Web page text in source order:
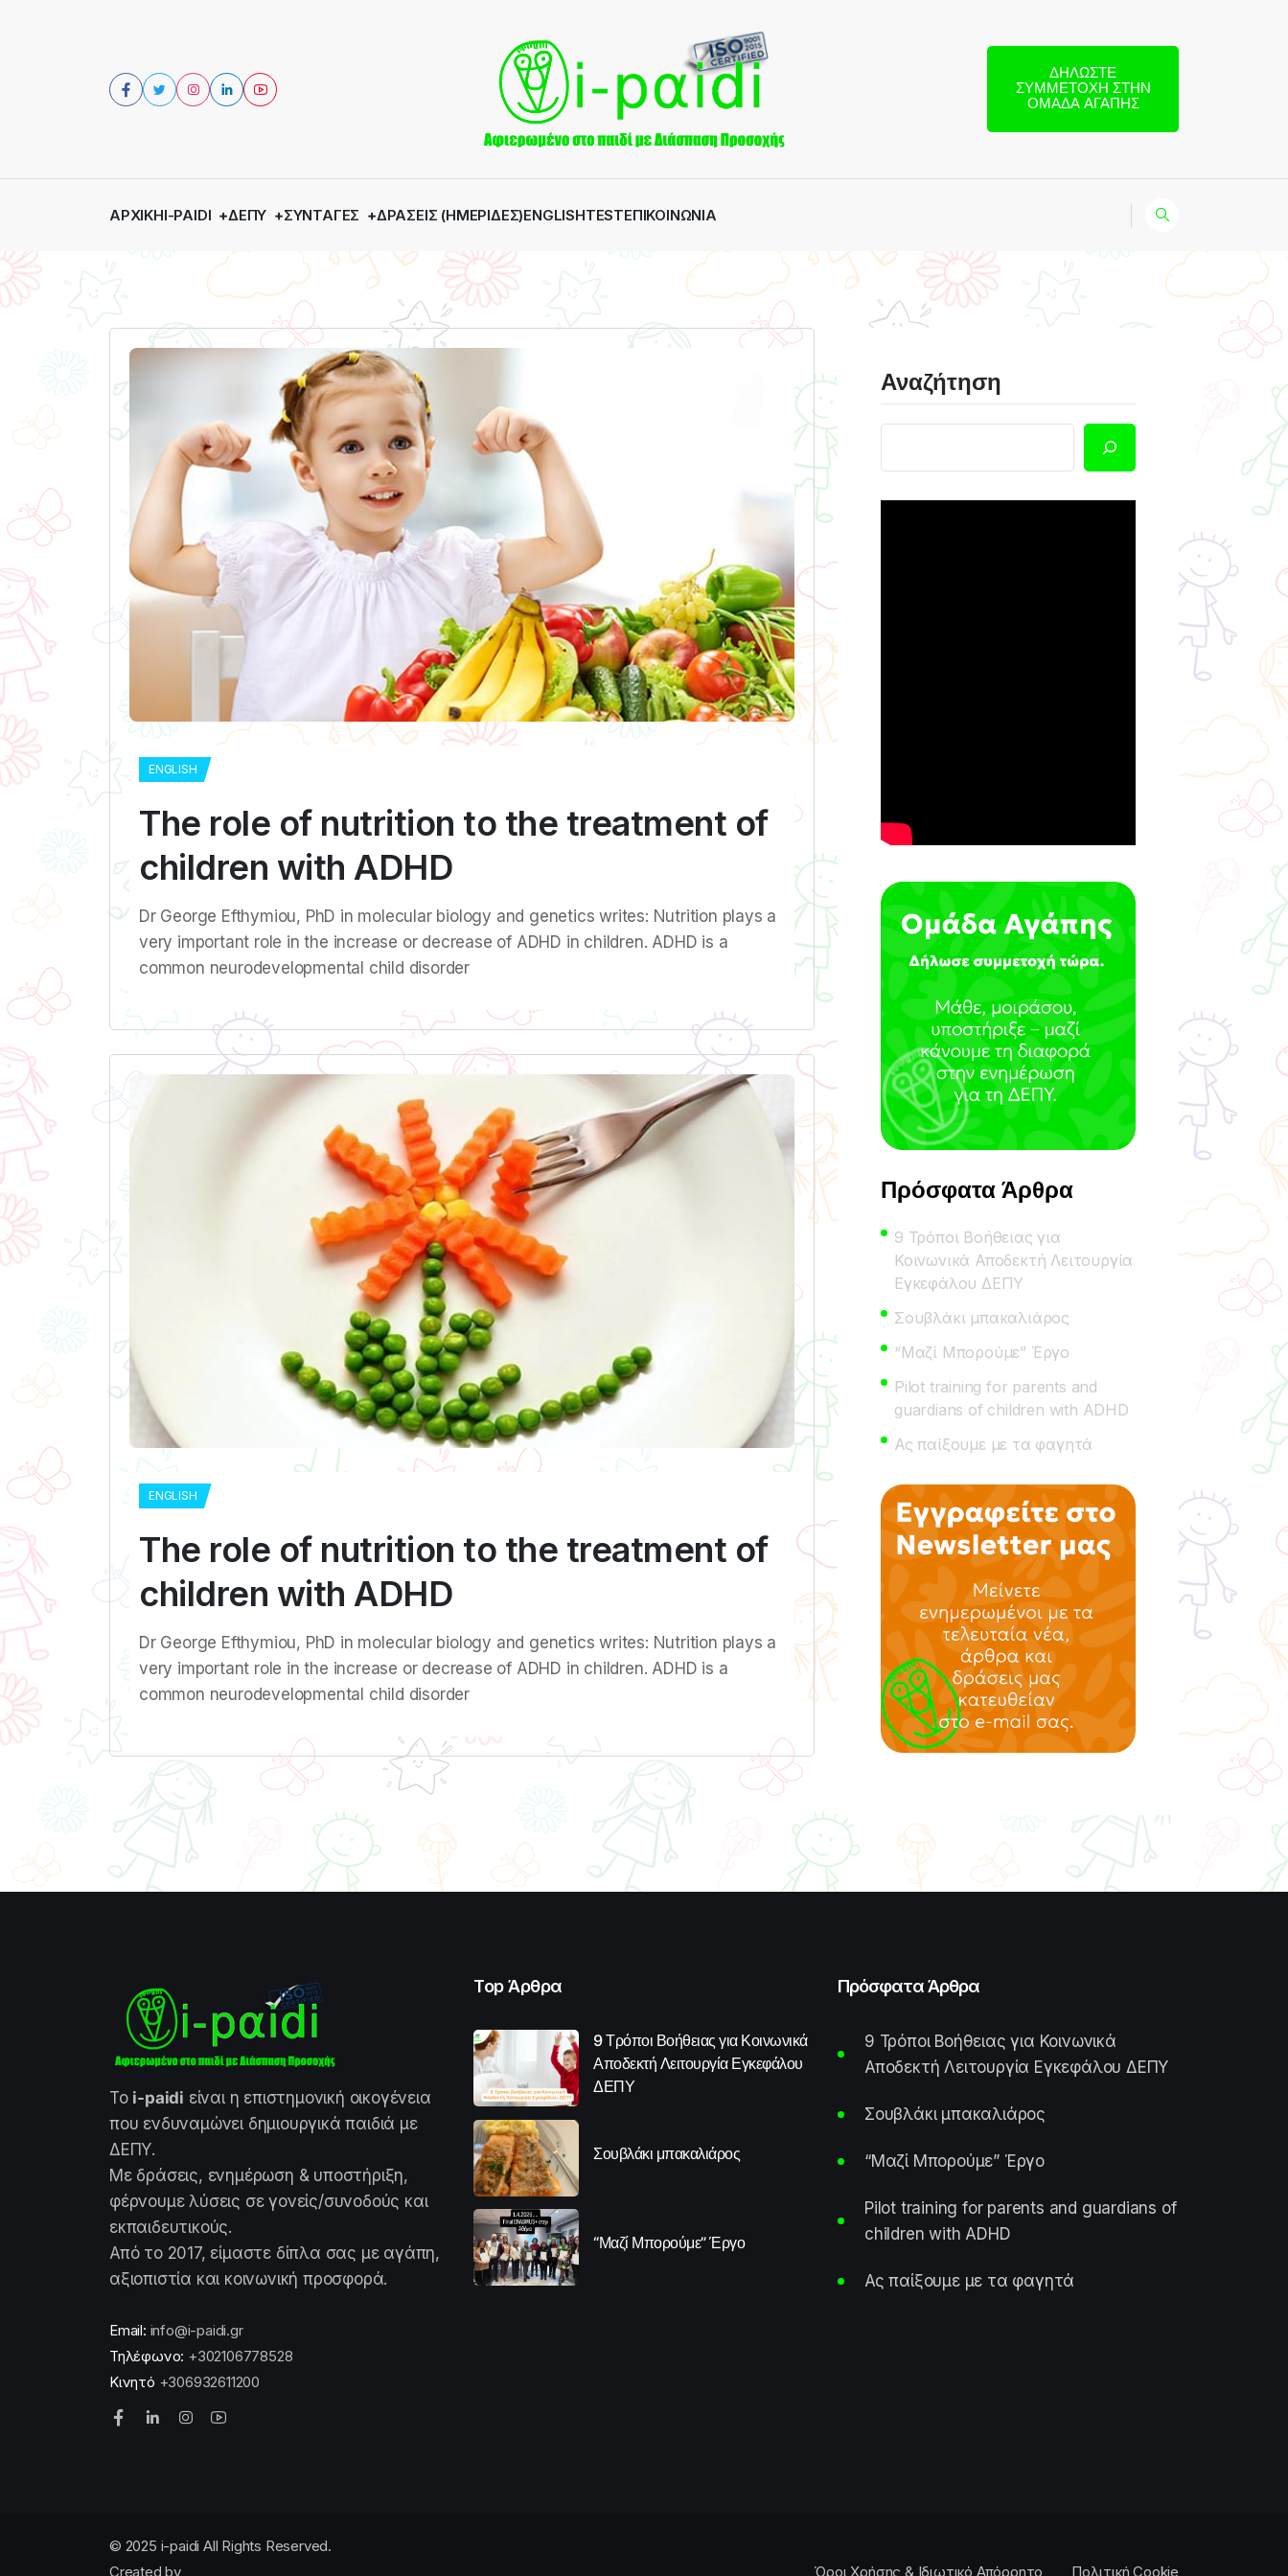
ΔΗΛΏΣΤΕ
ΣΥΜΜΕΤΟΧΉ ΣΤΗΝ
ΟΜΆΔΑ ΑΓΆΠΗΣ
ΑΡΧΙΚΉI-PAIDI ΔΕΠΥ ΣΥΝΤΑΓΈΣ ΔΡΆΣΕΙΣ (ΗΜΕΡΊΔΕΣ)ENGLISHTESTΕΠΙΚΟΙΝΩΝΊΑ
ENGLISH
The role of nutrition to the treatment of
children with ADHD
Dr George Efthymiou, PhD in molecular biology and genetics writes: Nutrition plays a
very important role in the increase or decrease of ADHD in children. ADHD is a
common neurodevelopmental child disorder
ENGLISH
The role of nutrition to the treatment of
children with ADHD
Dr George Efthymiou, PhD in molecular biology and genetics writes: Nutrition plays a
very important role in the increase or decrease of ADHD in children. ADHD is a
common neurodevelopmental child disorder
Αναζήτηση
Πρόσφατα Άρθρα
9 Τρόποι Βοήθειας για
Κοινωνικά Αποδεκτή Λειτουργία
Εγκεφάλου ΔΕΠΥ
Σουβλάκι μπακαλιάρος
“Μαζί Μπορούμε” Έργο
Pilot training for parents and
guardians of children with ADHD
Ας παίξουμε με τα φαγητά
Το i-paidi είναι η επιστημονική οικογένεια
που ενδυναμώνει δημιουργικά παιδιά με
ΔΕΠΥ.
Με δράσεις, ενημέρωση & υποστήριξη,
φέρνουμε λύσεις σε γονείς/συνοδούς και
εκπαιδευτικούς.
Από το 2017, είμαστε δίπλα σας με αγάπη,
αξιοπιστία και κοινωνική προσφορά.
Email: info@i-paidi.gr
Τηλέφωνο: +302106778528
Κινητό +306932611200
Top Άρθρα
9 Τρόποι Βοήθειας για Κοινωνικά
Αποδεκτή Λειτουργία Εγκεφάλου
ΔΕΠΥ
Σουβλάκι μπακαλιάρος
“Μαζί Μπορούμε” Έργο
Πρόσφατα Άρθρα
9 Τρόποι Βοήθειας για Κοινωνικά
Αποδεκτή Λειτουργία Εγκεφάλου ΔΕΠΥ
Σουβλάκι μπακαλιάρος
“Μαζί Μπορούμε” Έργο
Pilot training for parents and guardians of
children with ADHD
Ας παίξουμε με τα φαγητά
© 2025 i-paidi All Rights Reserved.
Created by
Όροι Χρήσης & Ιδιωτικό Απόρρητο Πολιτική Cookie